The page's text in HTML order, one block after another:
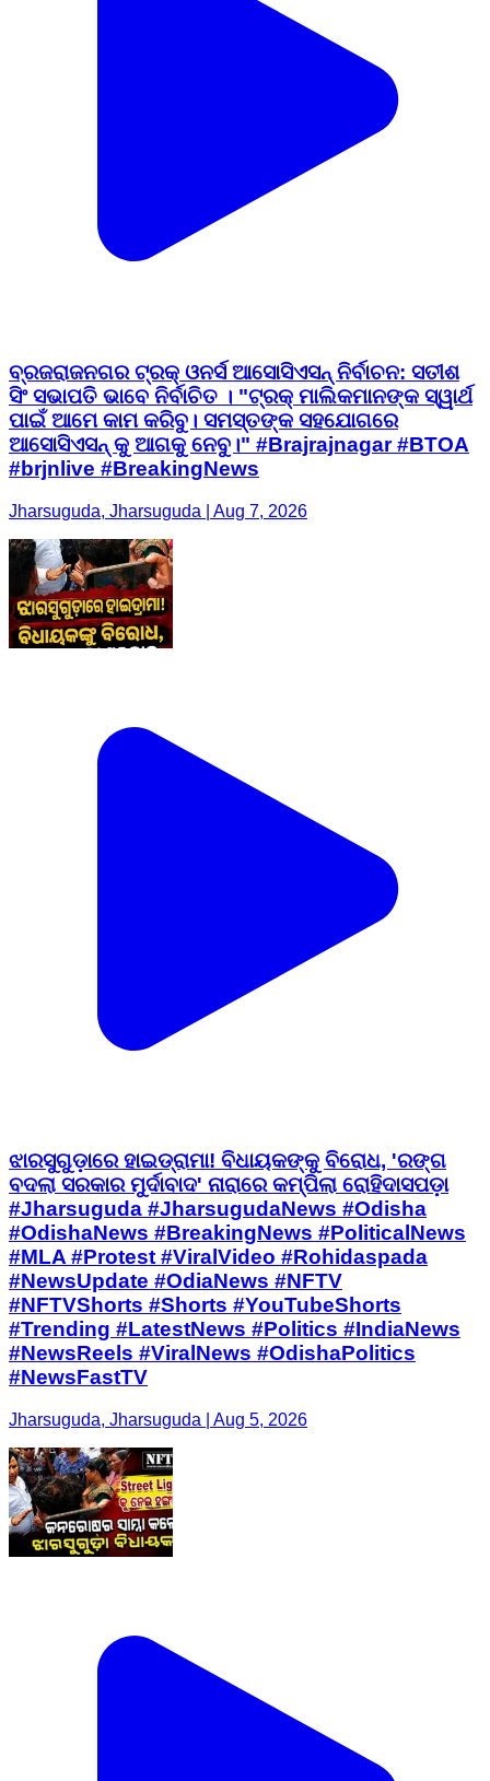
ବ୍ରଜରାଜନଗର ଟ୍ରକ୍ ଓନର୍ସ ଆସୋସିଏସନ୍ ନିର୍ବାଚନ: ସତୀଶ
ସିଂ ସଭାପତି ଭାବେ ନିର୍ବାଚିତ । "ଟ୍ରକ୍ ମାଲିକମାନଙ୍କ ସ୍ୱାର୍ଥ
ପାଇଁ ଆମେ କାମ କରିବୁ। ସମସ୍ତଙ୍କ ସହଯୋଗରେ
ଆସୋସିଏସନ୍ କୁ ଆଗକୁ ନେବୁ।" #Brajrajnagar #BTOA
#brjnlive #BreakingNews
Jharsuguda, Jharsuguda | Aug 7, 2026
ଝାରସୁଗୁଡ଼ାରେ ହାଇଡ୍ରାମା! ବିଧାୟକଙ୍କୁ ବିରୋଧ, 'ରଙ୍ଗ
ବଦଲା ସରକାର ମୁର୍ଦାବାଦ' ନାରାରେ କମ୍ପିଲା ରୋହିଦାସପଡ଼ା
#Jharsuguda #JharsugudaNews #Odisha
#OdishaNews #BreakingNews #PoliticalNews
#MLA #Protest #ViralVideo #Rohidaspada
#NewsUpdate #OdiaNews #NFTV
#NFTVShorts #Shorts #YouTubeShorts
#Trending #LatestNews #Politics #IndiaNews
#NewsReels #ViralNews #OdishaPolitics
#NewsFastTV
Jharsuguda, Jharsuguda | Aug 5, 2026